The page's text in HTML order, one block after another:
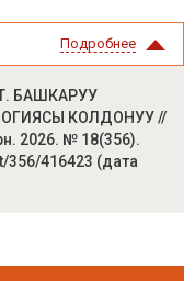
Подробнее
БАШКАРУУ
КОЛДОНУУ //
2026. № 18(356).
356/416423 (дата